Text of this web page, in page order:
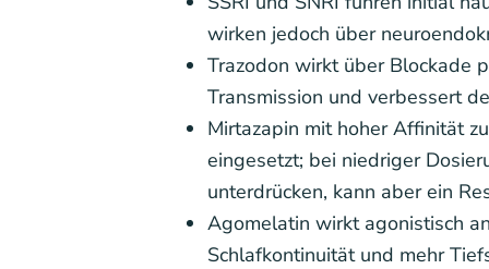
wirken jedoch über
Trazodon wirkt über Blockade
Transmission und verbessert
Mirtazapin mit hoher Affinität
eingesetzt; bei niedriger
unterdrücken, kann aber ein
Agomelatin wirkt agonistisch
Schlafkontinuität und mehr